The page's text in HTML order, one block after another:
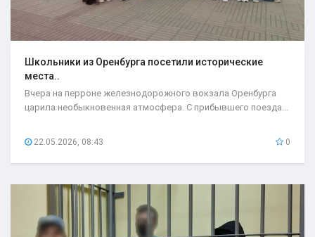
Школьники из Оренбурга посетили исторические
места..
Вчера на перроне железнодорожного вокзала Оренбурга
царила необыкновенная атмосфера. С прибывшего поезда...
22.05.2026, 08:43 0